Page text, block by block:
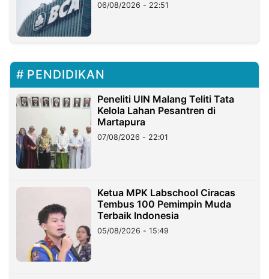
06/08/2026 - 22:51
PENDIDIKAN
Peneliti UIN Malang Teliti Tata
Kelola Lahan Pesantren di
Martapura
07/08/2026 - 22:01
Ketua MPK Labschool Ciracas
Tembus 100 Pemimpin Muda
Terbaik Indonesia
05/08/2026 - 15:49